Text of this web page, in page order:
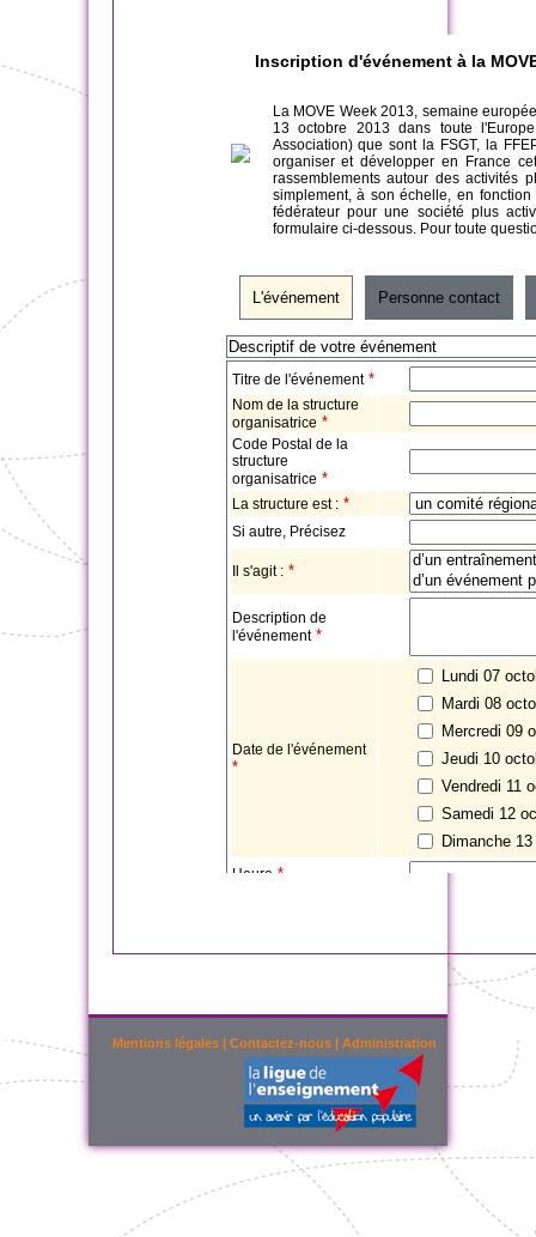
Mentions légales | Contactez-nous | Administration